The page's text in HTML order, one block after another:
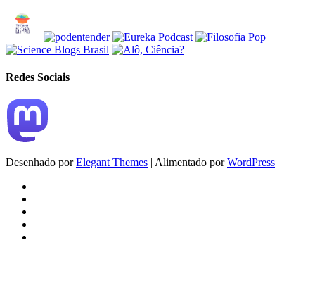
Redes Sociais
Desenhado porElegant Themes | Alimentado porWordPress